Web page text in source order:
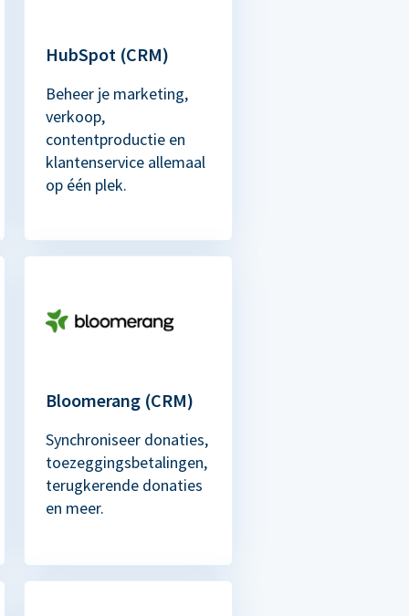
HubSpot (CRM)
Beheer je marketing,
verkoop,
contentproductie en
klantenservice allemaal
op één plek.
Bloomerang (CRM)
Synchroniseer donaties,
toezeggingsbetalingen,
terugkerende donaties
en meer.